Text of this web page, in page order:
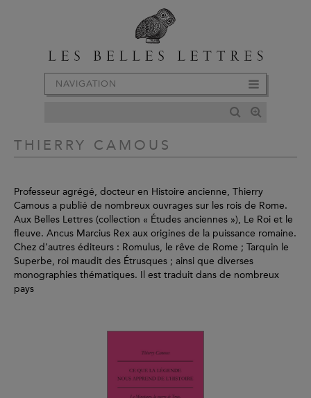
NAVIGATION
THIERRY CAMOUS
Professeur agrégé, docteur en Histoire ancienne, Thierry
Camous a publié de nombreux ouvrages sur les rois de Rome.
Aux Belles Lettres (collection « Études anciennes »), Le Roi et le
fleuve. Ancus Marcius Rex aux origines de la puissance romaine.
Chez d’autres éditeurs : Romulus, le rêve de Rome ; Tarquin le
Superbe, roi maudit des Étrusques ; ainsi que diverses
monographies thématiques. Il est traduit dans de nombreux
pays